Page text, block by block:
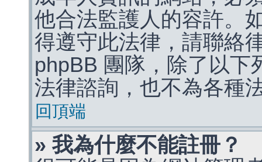
他合法監護人的容許。
得遵守此法律，請聯絡
phpBB 團隊，除了以下
法律諮詢，也不為各種
回頂端
» 我為什麼不能註冊？